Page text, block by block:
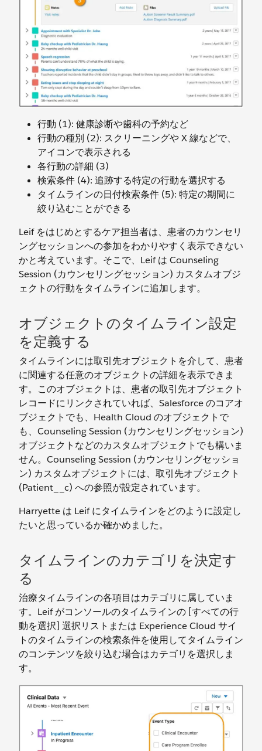
行動 (1): 健康診断や歯科の予約など
行動の種別 (2): スクリーニングや X 線などで、
アイコンで表示される
各行動の詳細 (3)
検索条件 (4): 追跡する特定の行動を選択する
タイムラインの日付検索条件 (5): 特定の期間に
絞り込むことができる
Leif をはじめとするケア担当者は、患者のカウンセリ
ングセッションへの参加をわかりやすく表示できない
かと考えています。そこで、Leif は Counseling
Session (カウンセリングセッション) カスタムオブジ
ェクトの行動をタイムラインに追加します。
オブジェクトのタイムライン設定
を定義する
タイムラインには取引先オブジェクトを介して、患者
に関連する任意のオブジェクトの詳細を表示できま
す。このオブジェクトは、患者の取引先オブジェクト
レコードにリンクされていれば、Salesforce のコアオ
ブジェクトでも、Health Cloud のオブジェクトで
も、Counseling Session (カウンセリングセッション)
オブジェクトなどのカスタムオブジェクトでも構いま
せん。Counseling Session (カウンセリングセッショ
ン) カスタムオブジェクトには、取引先オブジェクト
(Patient__c) への参照が設定されています。
Harryette は Leif にタイムラインをどのように設定し
たいと思っているか確かめました。
タイムラインのカテゴリを決定す
る
治療タイムラインの各項目はカテゴリに属していま
す。Leif がコンソールのタイムラインの [すべての行
動を選択] 選択リストまたは Experience Cloud サイ
トのタイムラインの検索条件を使用してタイムライン
のコンテンツを絞り込む場合はカテゴリを選択しま
す。